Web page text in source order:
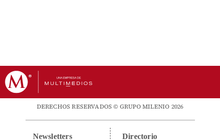
DERECHOS RESERVADOS © GRUPO MILENIO 2026
Newsletters Directorio